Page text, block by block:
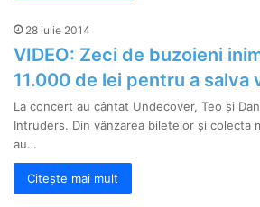
28 iulie 2014
VIDEO: Zeci de buzoieni
11.000 de lei pentru a salva
La concert au cântat Undecover, Teo și
Intruders. Din vânzarea biletelor și colecta
au…
Citește mai mult